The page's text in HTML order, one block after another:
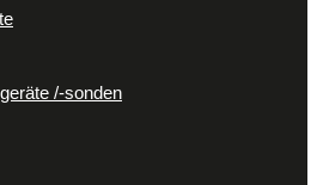
/-sonden